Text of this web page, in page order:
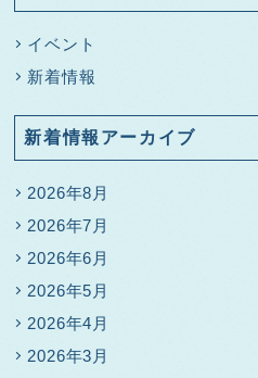
イベント
新着情報
新着情報アーカイブ
2026年8月
2026年7月
2026年6月
2026年5月
2026年4月
2026年3月